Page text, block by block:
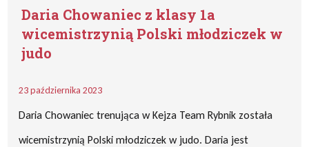
Daria Chowaniec z klasy 1a
wicemistrzynią Polski młodziczek w
judo
23 października 2023
Daria Chowaniec trenująca w Kejza Team Rybnik została
wicemistrzynią Polski młodziczek w judo. Daria jest